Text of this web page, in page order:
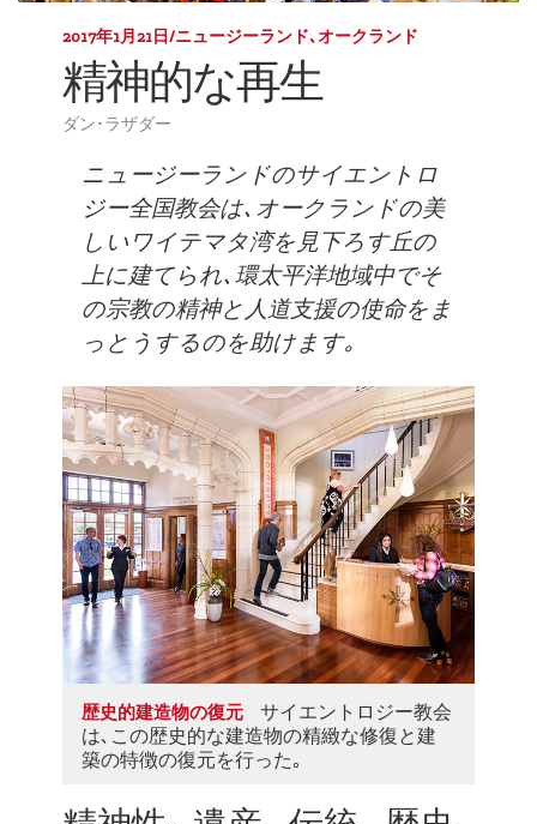
2017年1月21日/ニュージーランド､オークランド
精神的な再生
ダン･ラザダー
ニュージーランドのサイエントロ
ジー全国教会は､オークランドの美
しいワイテマタ湾を見下ろす丘の
上に建てられ､環太平洋地域中でそ
の宗教の精神と人道支援の使命をま
っとうするのを助けます｡
歴史的建造物の復元
サイエントロジー教会
は､この歴史的な建造物の精緻な修復と建
築の特徴の復元を行った｡